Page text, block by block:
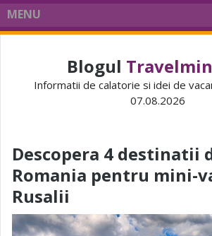
MENU
Blogul
Informatii de calatorie si idei de
07.08.2026
Descopera 4 destinatii
Romania pentru mini-
Rusalii